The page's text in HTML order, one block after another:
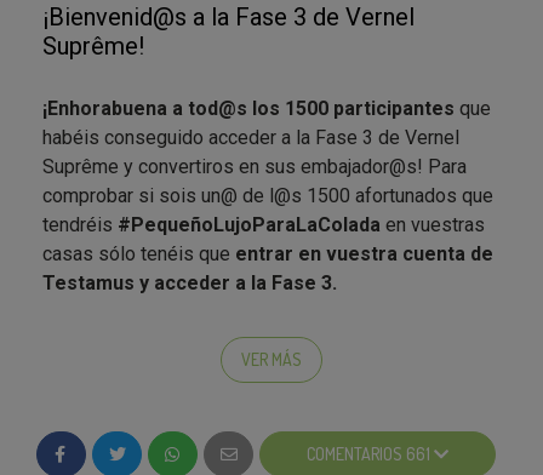
¡Bienvenid@s a la Fase 3 de Vernel
Suprême!
¡Enhorabuena a tod@s los 1500 participantes que
habéis conseguido acceder a la Fase 3 de Vernel
Suprême y convertiros en sus embajador@s! Para
comprobar si sois un@ de l@s 1500 afortunados que
tendréis #PequeñoLujoParaLaColada en vuestras
casas sólo tenéis que entrar en vuestra cuenta de
Testamus y acceder a la Fase 3.
os otorga deberes y privilegios. Entre estos últimos,
está probar Vernel Suprême y compartirlo con
tendréis que:
VER MÁS
COMENTARIOS 661